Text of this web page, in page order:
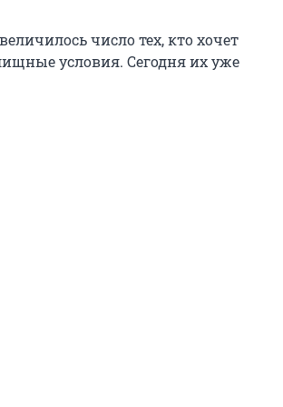
число тех, кто хочет
условия. Сегодня их уже